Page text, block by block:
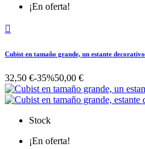
¡En oferta!

Cubist en tamaño grande, un estante decorativo
32,50 €-35%50,00 €
Stock
¡En oferta!